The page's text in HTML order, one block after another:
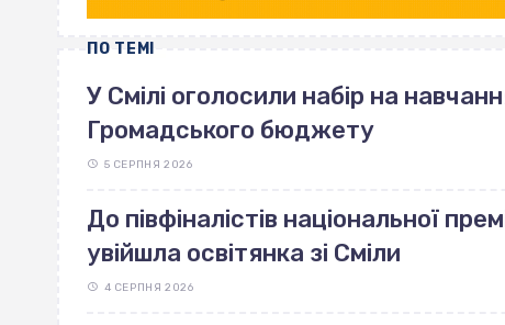
ПО ТЕМІ
У Смілі оголосили набір на
Громадського бюджету
5 СЕРПНЯ 2026
До півфіналістів національної
увійшла освітянка зі Сміли
4 СЕРПНЯ 2026